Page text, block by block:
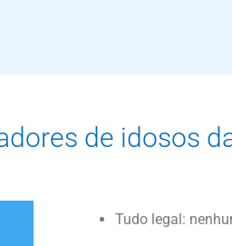
de idosos
Tudo legal: